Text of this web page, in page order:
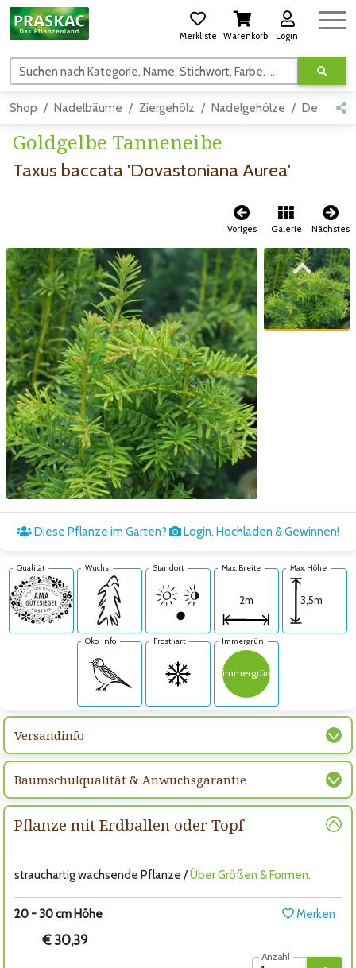
Merkliste Warenkorb Login
Suchen nach Kategorie, Name, Stichwort, Farbe, usw.
Shop Nadelbäume Ziergehölz Nadelgehölze Detail
Goldgelbe Tanneneibe
Taxus baccata 'Dovastoniana Aurea'
Voriges Galerie Nächstes
Zum vorigen Bild
Zum nächsten Bild
Diese Pflanze im Garten? Login, Hochladen & Gewinnen!
Qualität Wuchs Standort Max. Breite
2m
Max. Höhe
3,5m
Öko-Info Frosthart Immergrün
immergrün
Versandinfo
Baumschulqualität & Anwuchsgarantie
Pflanze mit Erdballen oder Topf
strauchartig wachsende Pflanze /Über Größen & Formen.
20 - 30 cm Höhe Merken
€ 30,39
Anzahl